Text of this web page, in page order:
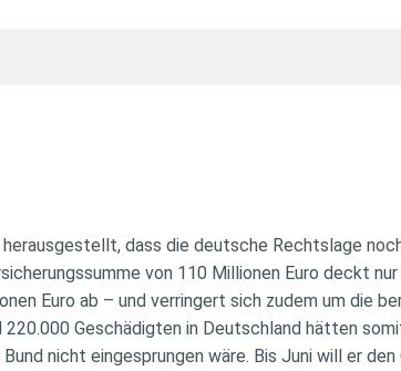
dass die deutsche Rechtslage
von 110 Millionen Euro deckt
Euro ab – und verringert sich zudem um die
220.000 Geschädigten in Deutschland hätten
nicht eingesprungen wäre. Bis Juni will er